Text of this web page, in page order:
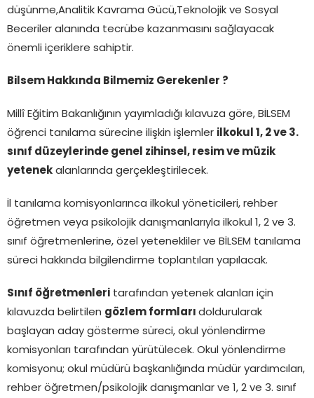
düşünme,Analitik Kavrama Gücü,Teknolojik ve Sosyal
Beceriler alanında tecrübe kazanmasını sağlayacak
önemli içeriklere sahiptir.
Bilsem Hakkında Bilmemiz Gerekenler ?
Millî Eğitim Bakanlığının yayımladığı kılavuza göre, BİLSEM
öğrenci tanılama sürecine ilişkin işlemler ilkokul 1, 2 ve 3.
sınıf düzeylerinde genel zihinsel, resim ve müzik
yetenek alanlarında gerçekleştirilecek.
İl tanılama komisyonlarınca ilkokul yöneticileri, rehber
öğretmen veya psikolojik danışmanlarıyla ilkokul 1, 2 ve 3.
sınıf öğretmenlerine, özel yetenekliler ve BİLSEM tanılama
süreci hakkında bilgilendirme toplantıları yapılacak.
Sınıf öğretmenleri tarafından yetenek alanları için
kılavuzda belirtilen gözlem formları doldurularak
başlayan aday gösterme süreci, okul yönlendirme
komisyonları tarafından yürütülecek. Okul yönlendirme
komisyonu; okul müdürü başkanlığında müdür yardımcıları,
rehber öğretmen/psikolojik danışmanlar ve 1, 2 ve 3. sınıf